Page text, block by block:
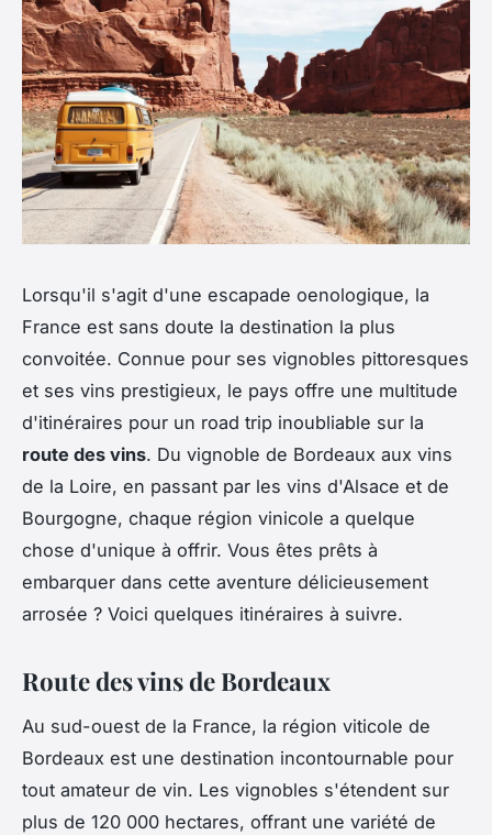
Lorsqu'il s'agit d'une escapade oenologique, la
France est sans doute la destination la plus
convoitée. Connue pour ses vignobles pittoresques
et ses vins prestigieux, le pays offre une multitude
d'itinéraires pour un road trip inoubliable sur la
route des vins. Du vignoble de Bordeaux aux vins
de la Loire, en passant par les vins d'Alsace et de
Bourgogne, chaque région vinicole a quelque
chose d'unique à offrir. Vous êtes prêts à
embarquer dans cette aventure délicieusement
arrosée ? Voici quelques itinéraires à suivre.
Route des vins de Bordeaux
Au sud-ouest de la France, la région viticole de
Bordeaux est une destination incontournable pour
tout amateur de vin. Les vignobles s'étendent sur
plus de 120 000 hectares, offrant une variété de